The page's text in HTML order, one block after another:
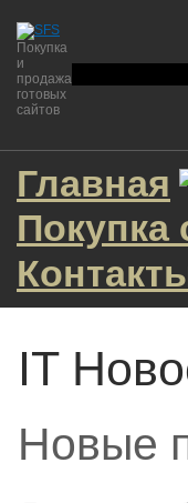
Покупка
и
продажа
готовых
сайтов
Главная
Покупка
IT
Новые